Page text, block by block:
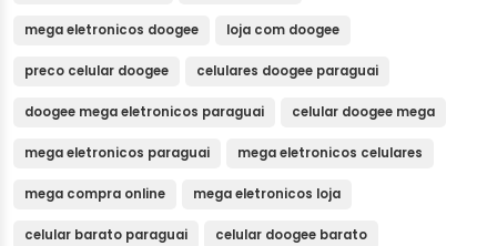
mega eletronicos doogee loja com doogee
preco celular doogee celulares doogee paraguai
doogee mega eletronicos paraguai celular doogee mega
mega eletronicos paraguai mega eletronicos celulares
mega compra online mega eletronicos loja
celular barato paraguai celular doogee barato